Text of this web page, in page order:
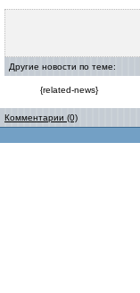
Другие новости по теме:
{related-news}
Комментарии (0)